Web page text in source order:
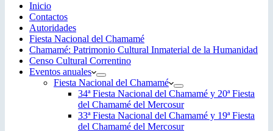
Inicio
Contactos
Autoridades
Fiesta Nacional del Chamamé
Chamamé: Patrimonio Cultural Inmaterial de la Humanidad
Censo Cultural Correntino
Eventos anuales
Fiesta Nacional del Chamamé
34ª Fiesta Nacional del Chamamé y 20ª Fiesta
del Chamamé del Mercosur
33ª Fiesta Nacional del Chamamé y 19ª Fiesta
del Chamamé del Mercosur